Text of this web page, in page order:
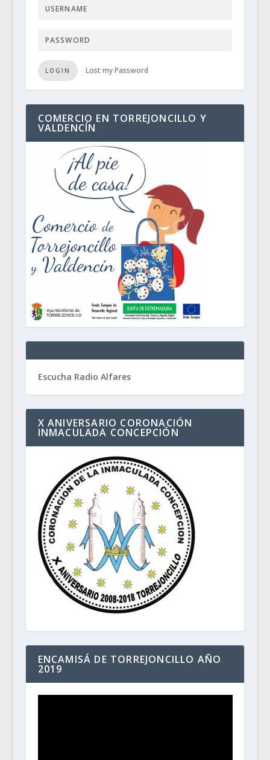
LOGIN Lost my Password
COMERCIO EN TORREJONCILLO Y
VALDENCÍN
Escucha Radio Alfares
X ANIVERSARIO CORONACIÓN
INMACULADA CONCEPCIÓN
ENCAMISÁ DE TORREJONCILLO AÑO
2019